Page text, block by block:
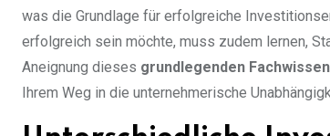
was die Grundlage für erfolgreiche
erfolgreich sein möchte, muss zudem lernen,
Aneignung dieses grundlegenden
Ihrem Weg in die unternehmerische